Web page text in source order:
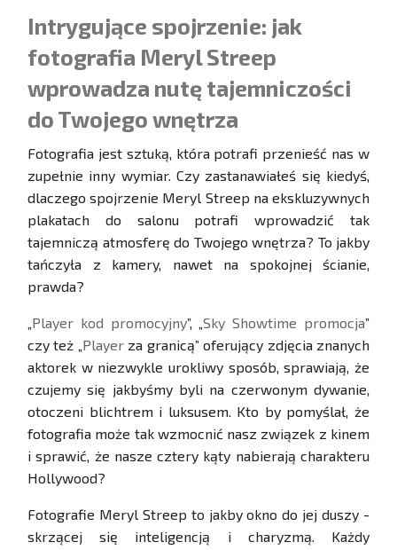
Intrygujące spojrzenie: jak
fotografia Meryl Streep
wprowadza nutę tajemniczości
do Twojego wnętrza
Fotografia jest sztuką, która potrafi przenieść nas w
zupełnie inny wymiar. Czy zastanawiałeś się kiedyś,
dlaczego spojrzenie Meryl Streep na ekskluzywnych
plakatach do salonu potrafi wprowadzić tak
tajemniczą atmosferę do Twojego wnętrza? To jakby
tańczyła z kamery, nawet na spokojnej ścianie,
prawda?
„Player kod promocyjny”, „Sky Showtime promocja”
czy też „Playerza granicą” oferujący zdjęcia znanych
aktorek w niezwykle urokliwy sposób, sprawiają, że
czujemy się jakbyśmy byli na czerwonym dywanie,
otoczeni blichtrem i luksusem. Kto by pomyślał, że
fotografia może tak wzmocnić nasz związek z kinem
i sprawić, że nasze cztery kąty nabierają charakteru
Hollywood?
Fotografie Meryl Streep to jakby okno do jej duszy -
skrzącej się inteligencją i charyzmą. Każdy